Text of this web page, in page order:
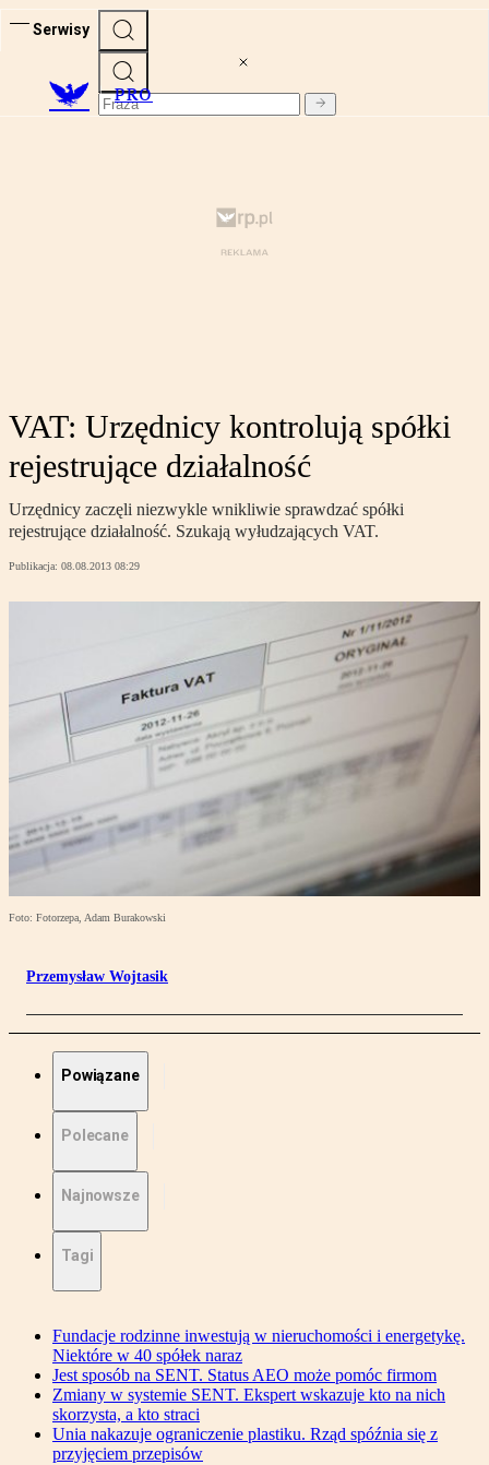
Serwisy
PRO
VAT: Urzędnicy kontrolują spółki
rejestrujące działalność
Urzędnicy zaczęli niezwykle wnikliwie sprawdzać spółki
rejestrujące działalność. Szukają wyłudzających VAT.
Publikacja: 08.08.2013 08:29
Foto: Fotorzepa, Adam Burakowski
Przemysław Wojtasik
Powiązane
Polecane
Najnowsze
Tagi
Fundacje rodzinne inwestują w nieruchomości i energetykę.
Niektóre w 40 spółek naraz
Jest sposób na SENT. Status AEO może pomóc firmom
Zmiany w systemie SENT. Ekspert wskazuje kto na nich
skorzysta, a kto straci
Unia nakazuje ograniczenie plastiku. Rząd spóźnia się z
przyjęciem przepisów